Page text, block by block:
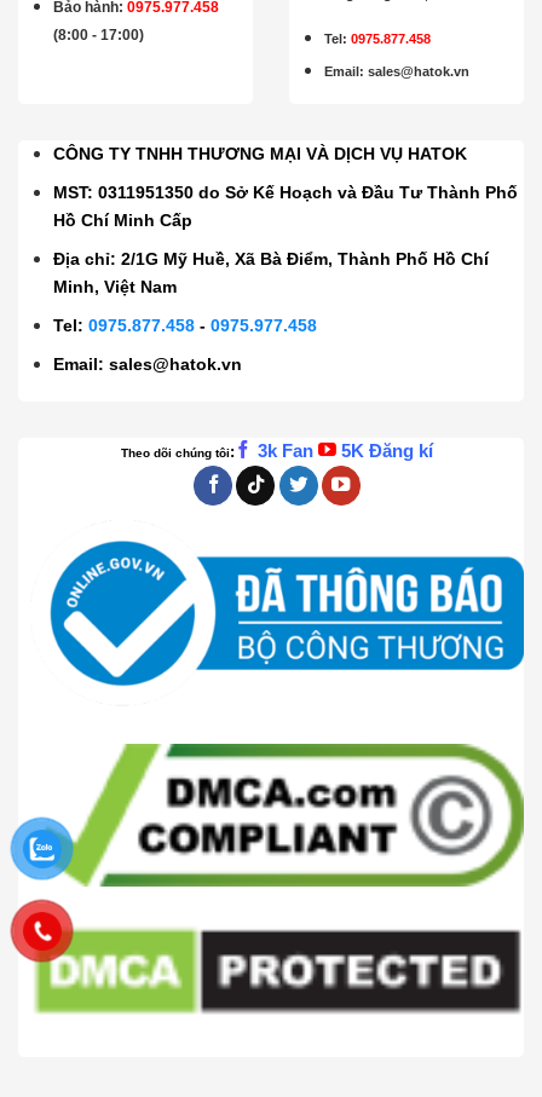
Bảo hành:0975.977.458
(8:00 - 17:00)
Tel: 0975.877.458
Email:sales@hatok.vn
CÔNG TY TNHH THƯƠNG MẠI VÀ DỊCH VỤ HATOK
MST: 0311951350 do Sở Kế Hoạch và Đầu Tư Thành Phố
Hồ Chí Minh Cấp
Địa chỉ: 2/1G Mỹ Huề, Xã Bà Điểm, Thành Phố Hồ Chí
Minh, Việt Nam
Tel:0975.877.458 -0975.977.458
Email:sales@hatok.vn
Theo dõi chúng tôi: 3k Fan 5K Đăng kí